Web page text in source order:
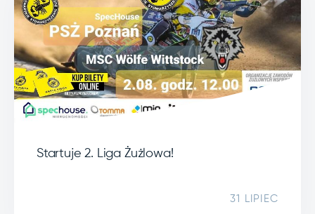
Startuje 2. Liga Żużlowa!
31 LIPIEC